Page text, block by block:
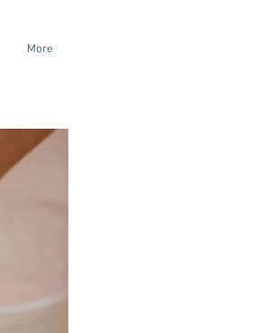
More